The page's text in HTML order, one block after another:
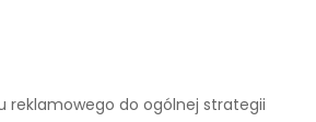
reklamowego do ogólnej strategii